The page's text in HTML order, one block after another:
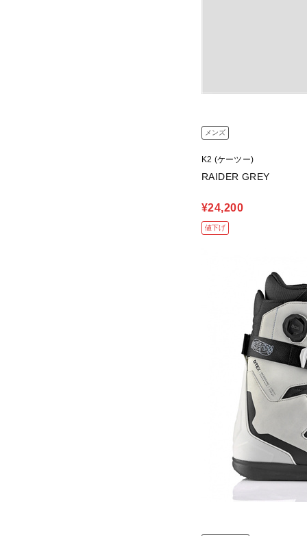
メンズ
K2 (ケーツー)
RAIDER GREY
¥24,200
値下げ